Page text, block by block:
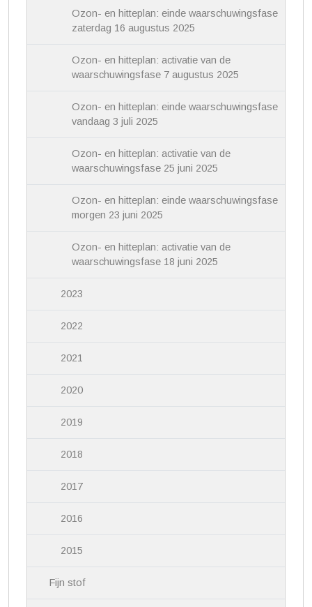
Ozon- en hitteplan: einde waarschuwingsfase
zaterdag 16 augustus 2025
Ozon- en hitteplan: activatie van de
waarschuwingsfase 7 augustus 2025
Ozon- en hitteplan: einde waarschuwingsfase
vandaag 3 juli 2025
Ozon- en hitteplan: activatie van de
waarschuwingsfase 25 juni 2025
Ozon- en hitteplan: einde waarschuwingsfase
morgen 23 juni 2025
Ozon- en hitteplan: activatie van de
waarschuwingsfase 18 juni 2025
2023
2022
2021
2020
2019
2018
2017
2016
2015
Fijn stof